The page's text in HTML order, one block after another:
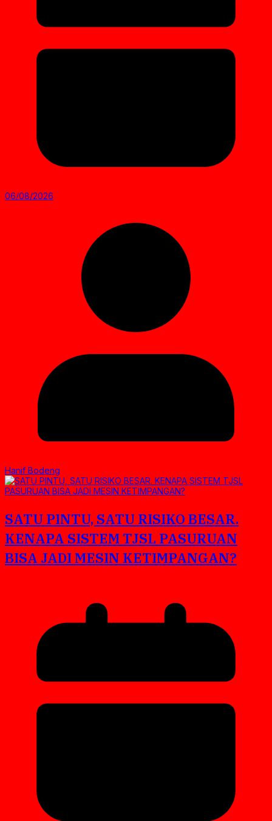
06/08/2026
Hanif Bodeng
SATU PINTU, SATU RISIKO BESAR.
KENAPA SISTEM TJSL PASURUAN
BISA JADI MESIN KETIMPANGAN?